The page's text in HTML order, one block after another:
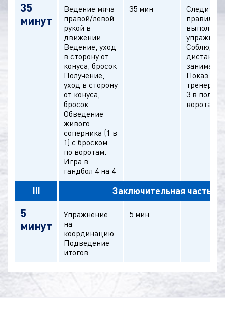
35
минут
Ведение мяча
правой/левой
рукой в
движении
Ведение, уход
в сторону от
конуса, бросок
Получение,
уход в сторону
от конуса,
бросок
Обведение
живого
соперника (1 в
1) с броском
по воротам.
Игра в
гандбол 4 на 4
35 мин
Следить
Показ и
тренера
3 в поле,
воротах
III Заключительная часть
5
минут
Упражнение
на
координацию
Подведение
итогов
5 мин